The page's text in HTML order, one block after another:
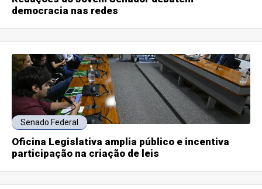
democracia nas redes
Senado Federal
Oficina Legislativa amplia público e incentiva
participação na criação de leis